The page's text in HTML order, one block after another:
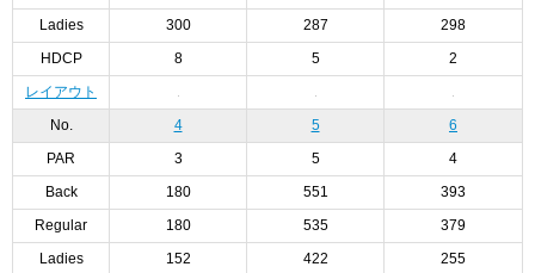
Ladies 300 287 298
HDCP 8 5 2
レイアウト
No. 4 5 6
PAR 3 5 4
Back 180 551 393
Regular 180 535 379
Ladies 152 422 255